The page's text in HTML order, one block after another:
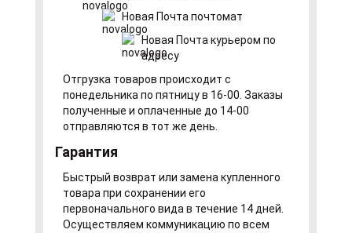
Новая Почта почтомат
Новая Почта курьером по
адресу
Отгрузка товаров происходит с
понедельника по пятницу в 16-00. Заказы
полученные и оплаченные до 14-00
отправляются в тот же день.
Гарантия
Быстрый возврат или замена купленного
товара при сохранении его
первоначального вида в течение 14 дней.
Осуществляем коммуникацию по всем